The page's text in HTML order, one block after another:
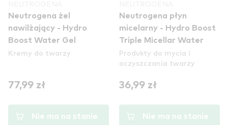
Neutrogena żel
nawilżający - Hydro
Boost Water Gel
Kremy do twarzy
77,99 zł
Nie ma na stanie
Neutrogena płyn
micelarny - Hydro Boost
Triple Micellar Water
Produkty do mycia i
oczyszczania twarzy
36,99 zł
Nie ma na stanie